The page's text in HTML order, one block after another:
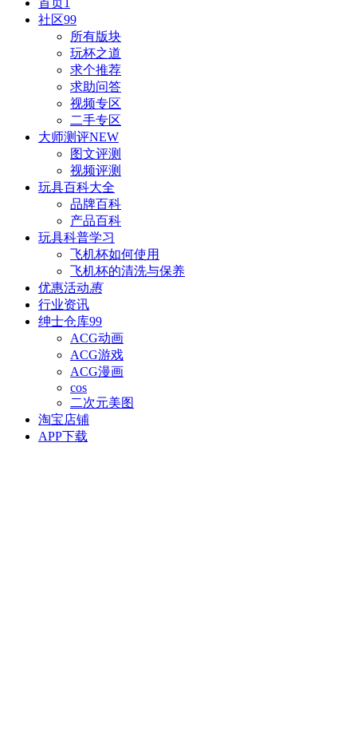
首页1
社区99
所有版块
玩杯之道
求个推荐
求助问答
视频专区
二手专区
大师测评NEW
图文评测
视频评测
玩具百科大全
品牌百科
产品百科
玩具科普学习
飞机杯如何使用
飞机杯的清洗与保养
优惠活动惠
行业资讯
绅士仓库99
ACG动画
ACG游戏
ACG漫画
cos
二次元美图
淘宝店铺
APP下载